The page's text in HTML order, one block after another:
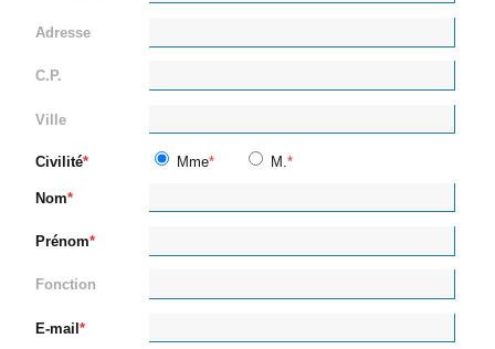
Adresse
C.P.
Ville
Civilité Mme M.
Nom
Prénom
Fonction
E-mail